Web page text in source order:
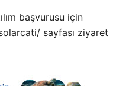
başvurusu için
sayfası ziyaret